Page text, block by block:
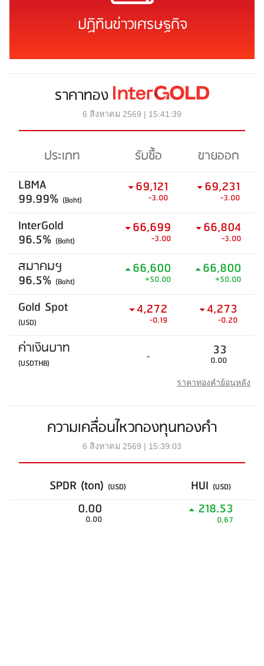
ปฏิทินข่าวเศรษฐกิจ
ราคาทอง
6 สิงหาคม 2569 | 15:41:39
ประเภท รับซื้อ
ขายออก
LBMA
99.99% (Baht)
69,121
-3.00
69,231
-3.00
InterGold
96.5% (Baht)
66,699
-3.00
66,804
-3.00
สมาคมฯ
96.5% (Baht)
66,600
+50.00
66,800
+50.00
Gold Spot
(USD)
4,272
-0.19
4,273
-0.20
ค่าเงินบาท
(USDTHB) - 33
0.00
ราคาทองคำย้อนหลัง
ความเคลื่อนไหวกองทุนทองคำ
6 สิงหาคม 2569 | 15:39:03
SPDR (ton) (USD) HUI (USD)
0.00
0.00
218.53
0.67